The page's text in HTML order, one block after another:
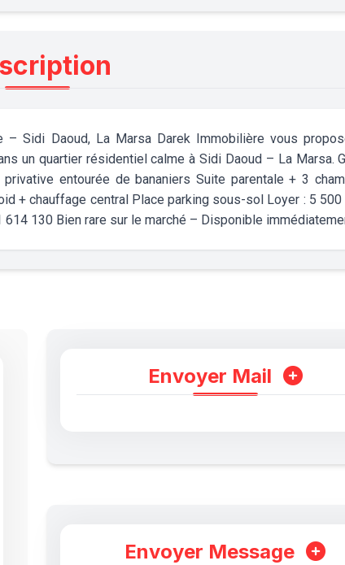
Sidi Daoud, La Marsa Darek Immobilière vous
un quartier résidentiel calme à Sidi Daoud – La Marsa.
entourée de bananiers Suite parentale + 3
+ chauffage central Place parking sous-sol Loyer : 5
130 Bien rare sur le marché – Disponible
Envoyer Mail
Envoyer Message